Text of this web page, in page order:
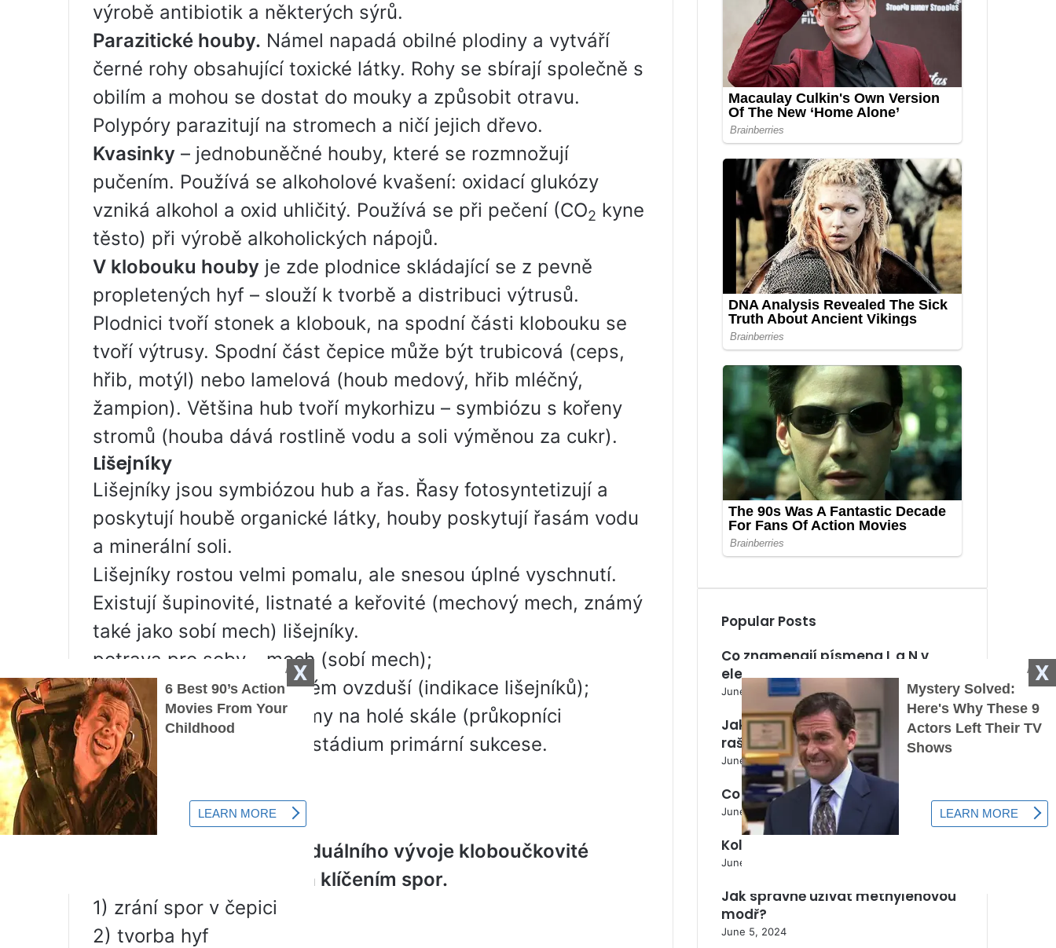
X
X
výrobě antibiotik a některých sýrů.
Parazitické houby. Námel napadá obilné plodiny a vytváří
černé rohy obsahující toxické látky. Rohy se sbírají společně s
obilím a mohou se dostat do mouky a způsobit otravu.
Polypóry parazitují na stromech a ničí jejich dřevo.
Kvasinky – jednobuněčné houby, které se rozmnožují
pučením. Používá se alkoholové kvašení: oxidací glukózy
vzniká alkohol a oxid uhličitý. Používá se při pečení (CO2 kyne
těsto) při výrobě alkoholických nápojů.
V klobouku houby je zde plodnice skládající se z pevně
propletených hyf – slouží k tvorbě a distribuci výtrusů.
Plodnici tvoří stonek a klobouk, na spodní části klobouku se
tvoří výtrusy. Spodní část čepice může být trubicová (ceps,
hřib, motýl) nebo lamelová (houb medový, hřib mléčný,
žampion). Většina hub tvoří mykorhizu – symbiózu s kořeny
stromů (houba dává rostlině vodu a soli výměnou za cukr).
Lišejníky
Lišejníky jsou symbiózou hub a řas. Řasy fotosyntetizují a
poskytují houbě organické látky, houby poskytují řasám vodu
a minerální soli.
Lišejníky rostou velmi pomalu, ale snesou úplné vyschnutí.
Existují šupinovité, listnaté a keřovité (mechový mech, známý
také jako sobí mech) lišejníky.
potrava pro soby – mech (sobí mech);
nemůže žít ve znečištěném ovzduší (indikace lišejníků);
úplně první živé organismy na holé skále (průkopníci
ekosystémů), počáteční stádium primární sukcese.
Další materiály
Část 1 úkoly
SEKVENCE HOUB
Stanovte sled fází individuálního vývoje kloboučkovité
houby, počínaje erupcí a klíčením spor.
1) zrání spor v čepici
2) tvorba hyf
Popular Posts
Co znamenají písmena L a N v
elektrotechnice?
June 5, 2024
Jak pěstovat semena v
rašelinových tabletách?
June 5, 2024
Co přidat do půdy proti drátovci?
June 5, 2024
Kolik stojí 1 kg králíka domácího?
June 5, 2024
Jak správně užívat methylenovou
modř?
June 5, 2024